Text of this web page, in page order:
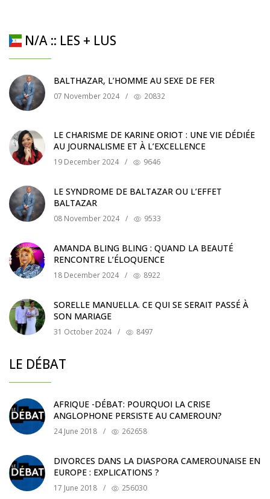
N/A :: LES + LUS
BALTHAZAR, L’HOMME AU SEXE DE FER
07 November 2024 / 20832
LE CHARISME DE KARINE ORIOT : UNE VIE DÉDIÉE
AU JOURNALISME ET À L’EXCELLENCE
19 December 2024 / 9646
LE SYNDROME DE BALTAZAR OU L’EFFET
BALTAZAR
08 November 2024 / 9533
AMANDA BLING BLING : QUAND LA BEAUTÉ
RENCONTRE L’ÉLOQUENCE
18 December 2024 / 8922
SORELLE MANUELLA. CE QUI SE SERAIT PASSÉ À
SON MARIAGE
31 October 2024 / 8497
LE DÉBAT
AFRIQUE -DÉBAT: POURQUOI LA CRISE
ANGLOPHONE PERSISTE AU CAMEROUN?
24 June 2018 / 262658
DIVORCES DANS LA DIASPORA CAMEROUNAISE EN
EUROPE : EXPLICATIONS ?
17 June 2018 / 256030